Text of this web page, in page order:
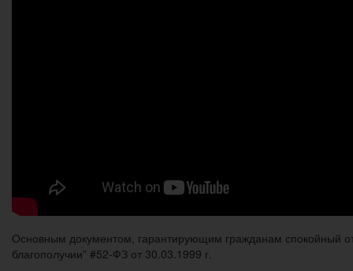
Основным документом, гарантирующим гражданам спокойный
благополучии” #52-ФЗ от 30.03.1999 г.